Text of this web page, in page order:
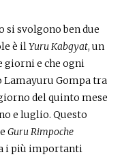
svolgono ben due
è ilYuru Kabgyat, un
giorni e che ogni
Lamayuru Gompa tra
del quinto mese
e luglio. Questo
Guru Rimpoche
i più importanti